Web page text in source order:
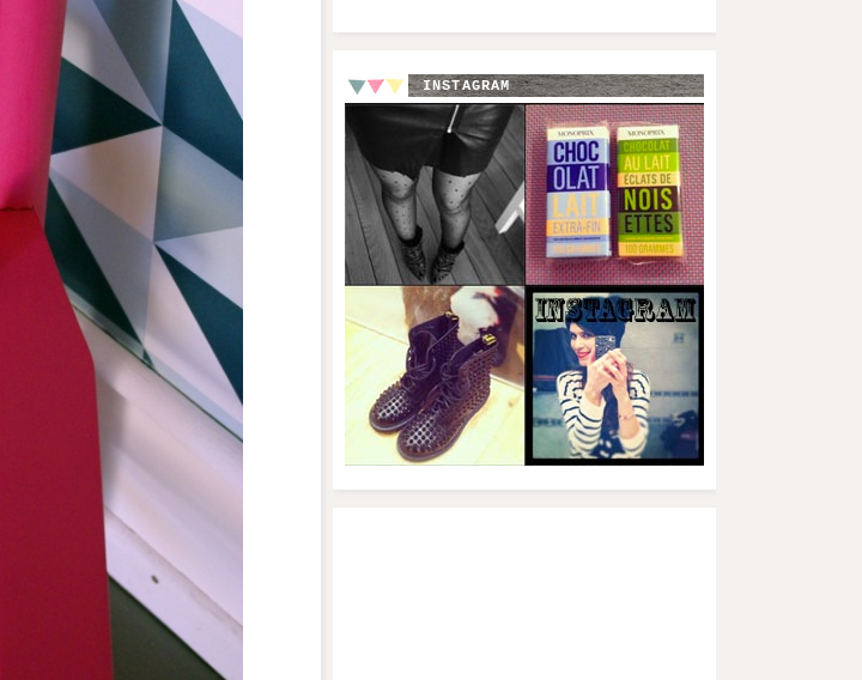
INSTAGRAM